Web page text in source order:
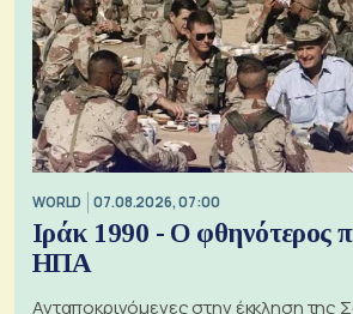
WORLD 07.08.2026, 07:00
Ιράκ 1990 - Ο φθηνότερος
ΗΠΑ
Ανταποκρινόμενες στην έκκληση της